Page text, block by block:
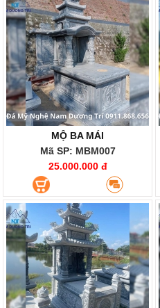
MỘ BA MÁI
Mã SP: MBM007
25.000.000 đ